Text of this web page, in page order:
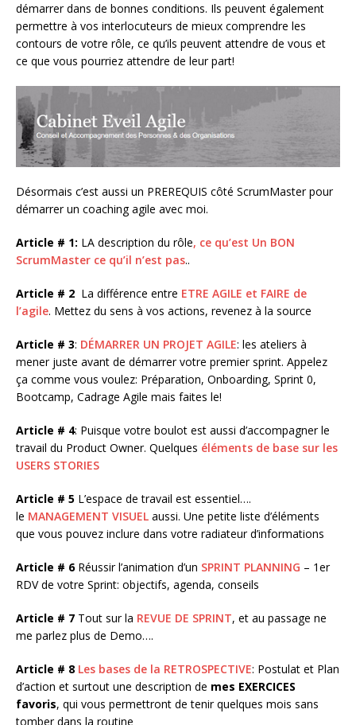
démarrer dans de bonnes conditions. Ils peuvent également
permettre à vos interlocuteurs de mieux comprendre les
contours de votre rôle, ce qu’ils peuvent attendre de vous et
ce que vous pourriez attendre de leur part!
Désormais c’est aussi un PREREQUIS côté ScrumMaster pour
démarrer un coaching agile avec moi.
Article # 1: LA description du rôle, ce qu’est Un BON
ScrumMaster ce qu’il n’est pas..
Article # 2 La différence entre ETRE AGILE et FAIRE de
l’agile. Mettez du sens à vos actions, revenez à la source
Article # 3: DÉMARRER UN PROJET AGILE: les ateliers à
mener juste avant de démarrer votre premier sprint. Appelez
ça comme vous voulez: Préparation, Onboarding, Sprint 0,
Bootcamp, Cadrage Agile mais faites le!
Article # 4: Puisque votre boulot est aussi d’accompagner le
travail du Product Owner. Quelques éléments de base sur les
USERS STORIES
Article # 5 L’espace de travail est essentiel….
le MANAGEMENT VISUEL aussi. Une petite liste d’éléments
que vous pouvez inclure dans votre radiateur d’informations
Article # 6Réussir l’animation d’un SPRINT PLANNING – 1er
RDV de votre Sprint: objectifs, agenda, conseils
Article # 7 Tout sur la REVUE DE SPRINT, et au passage ne
me parlez plus de Demo….
Article # 8 Les bases de la RETROSPECTIVE: Postulat et Plan
d’action et surtout une description de mes EXERCICES
favoris, qui vous permettront de tenir quelques mois sans
tomber dans la routine